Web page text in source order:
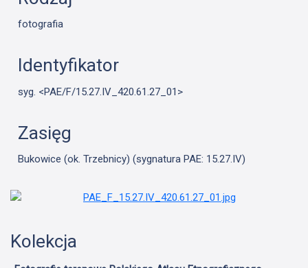
fotografia
Identyfikator
syg. <PAE/F/15.27.IV_420.61.27_01>
Zasięg
Bukowice (ok. Trzebnicy) (sygnatura PAE: 15.27.IV)
Kolekcja